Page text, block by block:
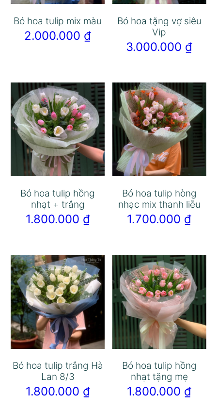
Bó hoa tulip mix màu
2.000.000 ₫
Bó hoa tặng vợ siêu
Vip
3.000.000 ₫
Bó hoa tulip hồng
nhạt + trắng
1.800.000 ₫
Bó hoa tulip hòng
nhạc mix thanh liễu
1.700.000 ₫
Bó hoa tulip trắng Hà
Lan 8/3
1.800.000 ₫
Bó hoa tulip hồng
nhạt tặng mẹ
1.800.000 ₫